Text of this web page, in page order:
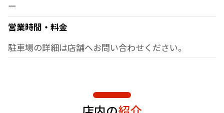
ー
営業時間・料金
駐車場の詳細は店舗へお問い合わせください。